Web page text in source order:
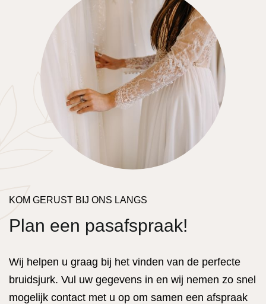
KOM GERUST BIJ ONS LANGS
Plan een pasafspraak!
Wij helpen u graag bij het vinden van de perfecte
bruidsjurk. Vul uw gegevens in en wij nemen zo snel
mogelijk contact met u op om samen een afspraak